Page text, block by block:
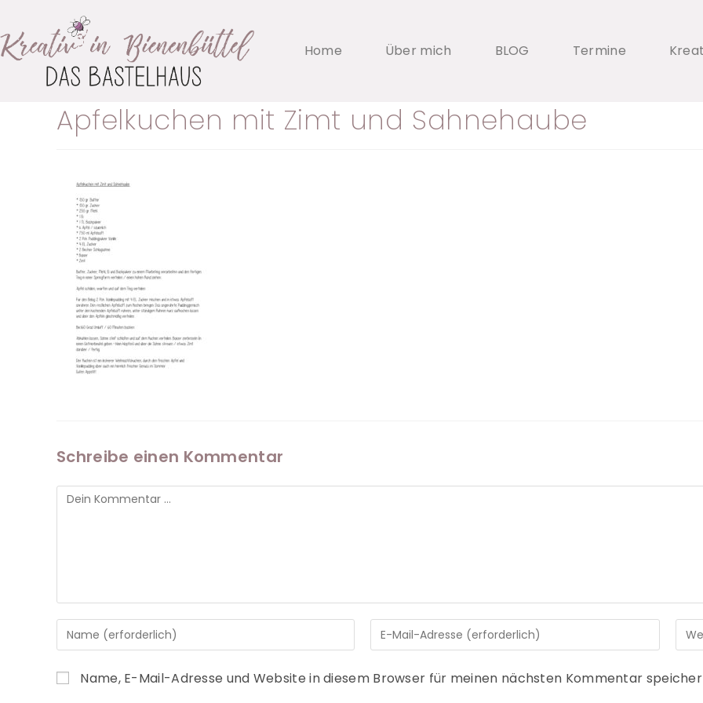
Home Über mich BLOG Termine
Apfelkuchen mit Zimt und Sahnehaube
Schreibe einen Kommentar
Name, E-Mail-Adresse und Website in diesem Browser für meinen nächsten Kommentar